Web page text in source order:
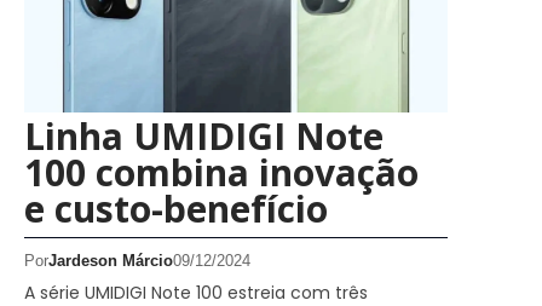
Linha UMIDIGI Note
100 combina inovação
e custo-benefício
PorJardeson Márcio09/12/2024
A série UMIDIGI Note 100 estreia com três